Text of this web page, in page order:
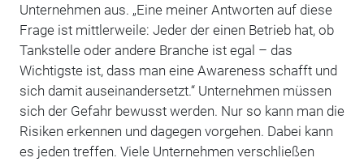
Unternehmen aus. „Eine meiner Antworten auf diese
Frage ist mittlerweile: Jeder der einen Betrieb hat, ob
Tankstelle oder andere Branche ist egal – das
Wichtigste ist, dass man eine Awareness schafft und
sich damit auseinandersetzt.“ Unternehmen müssen
sich der Gefahr bewusst werden. Nur so kann man die
Risiken erkennen und dagegen vorgehen. Dabei kann
es jeden treffen. Viele Unternehmen verschließen